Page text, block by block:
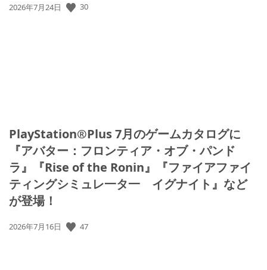
公
2026年7月24日 30
PlayStation®Plus 7月のゲームカタログに
『アバター：フロンティア・オブ・パンド
ラ』『Rise of the Ronin』『ファイアファイ
ティングシミュレ一タ一 イグナイト』など
が登場！
公
2026年7月16日 47